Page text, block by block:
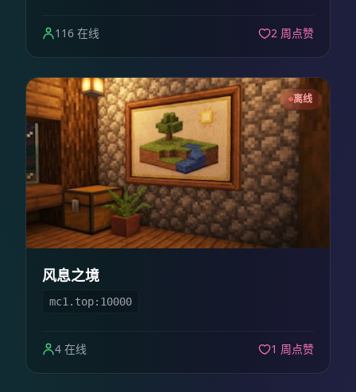
116 在线 2 周点赞
离线
风息之境
mc1.top:10000
4 在线 1 周点赞